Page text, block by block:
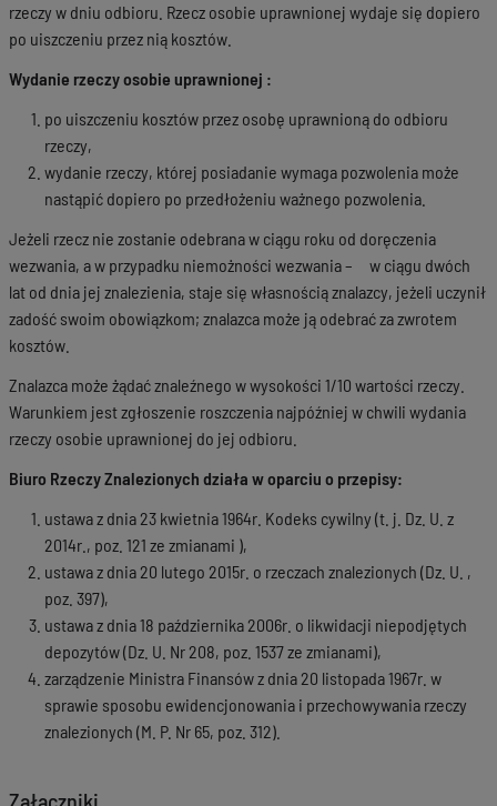
rzeczy w dniu odbioru. Rzecz osobie uprawnionej wydaje się dopiero
po uiszczeniu przez nią kosztów.
Wydanie rzeczy osobie uprawnionej :
po uiszczeniu kosztów przez osobę uprawnioną do odbioru
rzeczy,
wydanie rzeczy, której posiadanie wymaga pozwolenia może
nastąpić dopiero po przedłożeniu ważnego pozwolenia.
Jeżeli rzecz nie zostanie odebrana w ciągu roku od doręczenia
wezwania, a w przypadku niemożności wezwania – w ciągu dwóch
lat od dnia jej znalezienia, staje się własnością znalazcy, jeżeli uczynił
zadość swoim obowiązkom; znalazca może ją odebrać za zwrotem
kosztów.
Znalazca może żądać znaleźnego w wysokości 1/10 wartości rzeczy.
Warunkiem jest zgłoszenie roszczenia najpóźniej w chwili wydania
rzeczy osobie uprawnionej do jej odbioru.
Biuro Rzeczy Znalezionych działa w oparciu o przepisy:
ustawa z dnia 23 kwietnia 1964r. Kodeks cywilny (t. j. Dz. U. z
2014r., poz. 121 ze zmianami ),
ustawa z dnia 20 lutego 2015r. o rzeczach znalezionych (Dz. U. ,
poz. 397),
ustawa z dnia 18 października 2006r. o likwidacji niepodjętych
depozytów (Dz. U. Nr 208, poz. 1537 ze zmianami),
zarządzenie Ministra Finansów z dnia 20 listopada 1967r. w
sprawie sposobu ewidencjonowania i przechowywania rzeczy
znalezionych (M. P. Nr 65, poz. 312).
Załączniki